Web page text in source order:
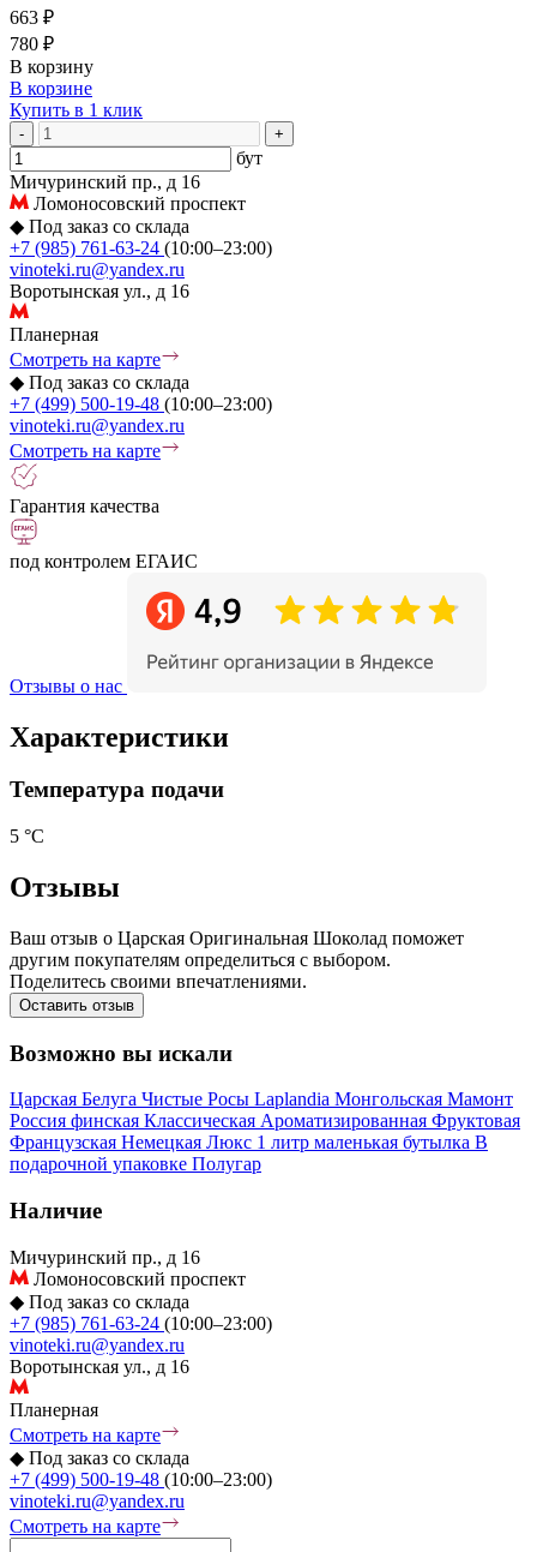
663 ₽
780 ₽
В корзину
В корзине
Купить в 1 клик
- +
бут
Мичуринский пр., д 16
Ломоносовский проспект
◆ Под заказ со склада
+7 (985) 761-63-24 (10:00–23:00)
vinoteki.ru@yandex.ru
Воротынская ул., д 16
Планерная
Смотреть на карте
◆ Под заказ со склада
+7 (499) 500-19-48 (10:00–23:00)
vinoteki.ru@yandex.ru
Смотреть на карте
Гарантия качества
под контролем ЕГАИС
Отзывы о нас
Характеристики
Температура подачи
5 °С
Отзывы
Ваш отзыв о Царская Оригинальная Шоколад поможет
другим покупателям определиться с выбором.
Поделитесь своими впечатлениями.
Оставить отзыв
Возможно вы искали
Царская Белуга Чистые Росы Laplandia Монгольская Мамонт
Россия финская Классическая Ароматизированная Фруктовая
Французская Немецкая Люкс 1 литр маленькая бутылка В
подарочной упаковке Полугар
Наличие
Мичуринский пр., д 16
Ломоносовский проспект
◆ Под заказ со склада
+7 (985) 761-63-24 (10:00–23:00)
vinoteki.ru@yandex.ru
Воротынская ул., д 16
Планерная
Смотреть на карте
◆ Под заказ со склада
+7 (499) 500-19-48 (10:00–23:00)
vinoteki.ru@yandex.ru
Смотреть на карте